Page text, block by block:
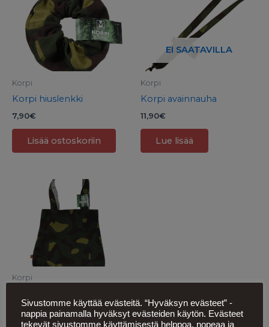
Korpi
Korpi hiuslenkki
7,90€
Lisää ostoskoriin
EI SAATAVILLA
Korpi
Korpi avainnauha
11,90€
Lue lisää
Korpi
13,90€
Sivustomme käyttää evästeitä. “Hyväksyn evästeet” -
nappia painamalla hyväksyt evästeiden käytön. Evästeet
tekevät sivustomme käyttämisestä helppoa, nopeaa ja